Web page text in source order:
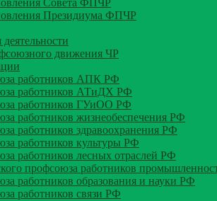
Совета ФПЧР
Президиума ФПЧР
движения ЧР
работников АПК РФ
работников АТиДХ РФ
работников ГУиОО РФ
работников жизнеобеспечения РФ
работников здравоохранения РФ
работников культуры РФ
работников лесных отраслей РФ
профсоюза работников
работников образования и науки РФ
работников связи РФ